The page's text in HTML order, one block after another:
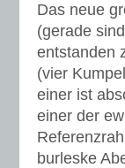
Das neue
(gerade
entstanden
(vier
einer ist
einer der
burleske